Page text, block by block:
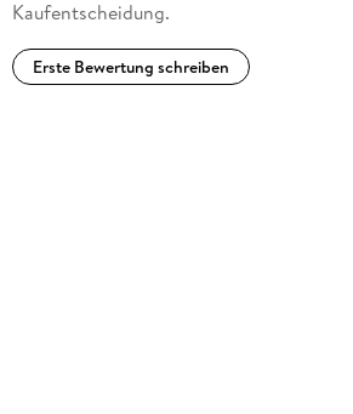
Kaufentscheidung.
Erste Bewertung schreiben